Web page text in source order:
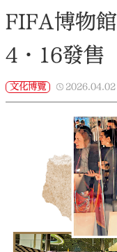
FIFA博物
4·16發售
文化博覽 2026.04.02